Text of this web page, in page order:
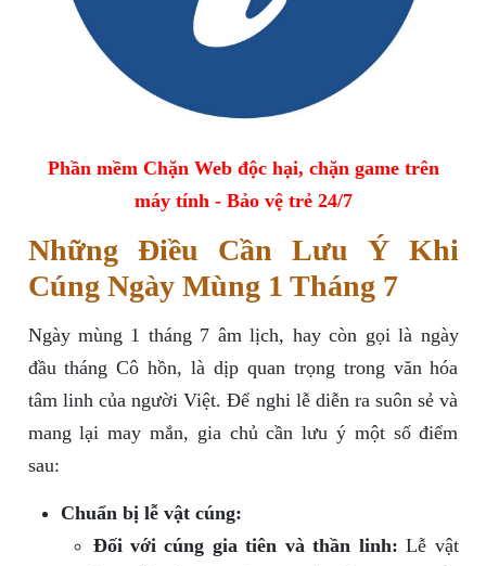
Phần mềm Chặn Web độc hại, chặn game trên
máy tính - Bảo vệ trẻ 24/7
Những Điều Cần Lưu Ý Khi
Cúng Ngày Mùng 1 Tháng 7
Ngày mùng 1 tháng 7 âm lịch, hay còn gọi là ngày
đầu tháng Cô hồn, là dịp quan trọng trong văn hóa
tâm linh của người Việt. Để nghi lễ diễn ra suôn sẻ và
mang lại may mắn, gia chủ cần lưu ý một số điểm
sau:
Chuẩn bị lễ vật cúng:
Đối với cúng gia tiên và thần linh: Lễ vật